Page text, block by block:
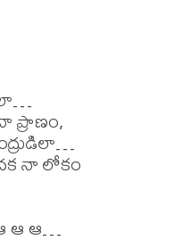
నా లోకం
ఆ ఆ…